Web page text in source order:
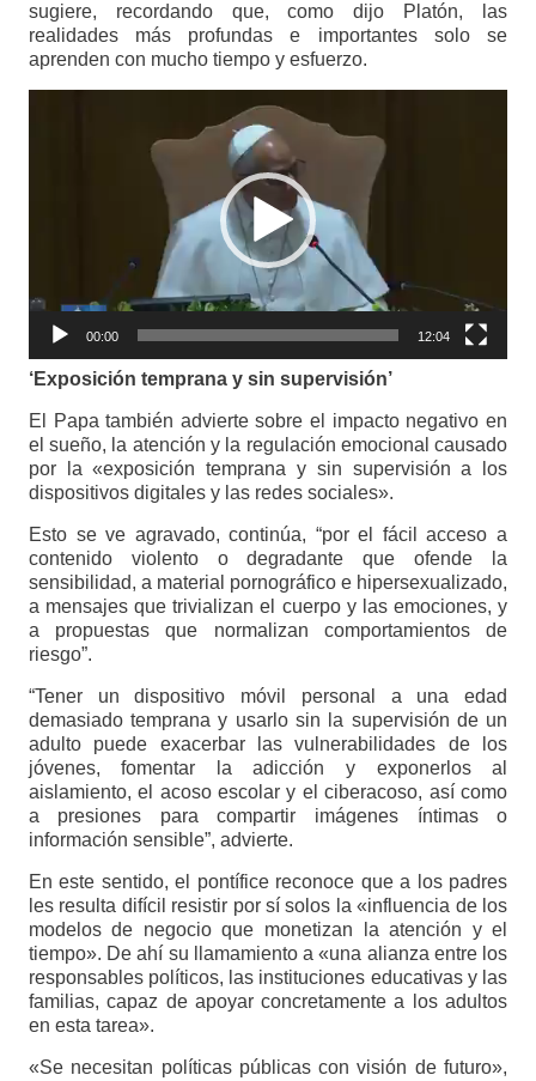
sugiere, recordando que, como dijo Platón, las
realidades más profundas e importantes solo se
aprenden con mucho tiempo y esfuerzo.
00:00 12:04
‘Exposición temprana y sin supervisión’
El Papa también advierte sobre el impacto negativo en
el sueño, la atención y la regulación emocional causado
por la «exposición temprana y sin supervisión a los
dispositivos digitales y las redes sociales».
Esto se ve agravado, continúa, “por el fácil acceso a
contenido violento o degradante que ofende la
sensibilidad, a material pornográfico e hipersexualizado,
a mensajes que trivializan el cuerpo y las emociones, y
a propuestas que normalizan comportamientos de
riesgo”.
“Tener un dispositivo móvil personal a una edad
demasiado temprana y usarlo sin la supervisión de un
adulto puede exacerbar las vulnerabilidades de los
jóvenes, fomentar la adicción y exponerlos al
aislamiento, el acoso escolar y el ciberacoso, así como
a presiones para compartir imágenes íntimas o
información sensible”, advierte.
En este sentido, el pontífice reconoce que a los padres
les resulta difícil resistir por sí solos la «influencia de los
modelos de negocio que monetizan la atención y el
tiempo». De ahí su llamamiento a «una alianza entre los
responsables políticos, las instituciones educativas y las
familias, capaz de apoyar concretamente a los adultos
en esta tarea».
«Se necesitan políticas públicas con visión de futuro»,